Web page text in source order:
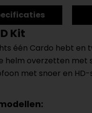
Kit
één Cardo hebt
helm overzetten met
met snoer en HD-